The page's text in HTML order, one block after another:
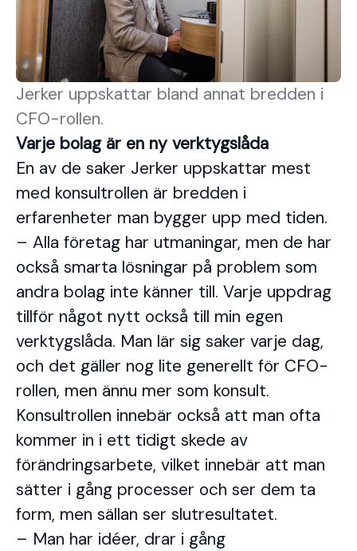
Jerker uppskattar bland annat bredden i
CFO-rollen.
Varje bolag är en ny verktygslåda
En av de saker Jerker uppskattar mest
med konsultrollen är bredden i
erfarenheter man bygger upp med tiden.
– Alla företag har utmaningar, men de har
också smarta lösningar på problem som
andra bolag inte känner till. Varje uppdrag
tillför något nytt också till min egen
verktygslåda. Man lär sig saker varje dag,
och det gäller nog lite generellt för CFO-
rollen, men ännu mer som konsult.
Konsultrollen innebär också att man ofta
kommer in i ett tidigt skede av
förändringsarbete, vilket innebär att man
sätter i gång processer och ser dem ta
form, men sällan ser slutresultatet.
– Man har idéer, drar i gång